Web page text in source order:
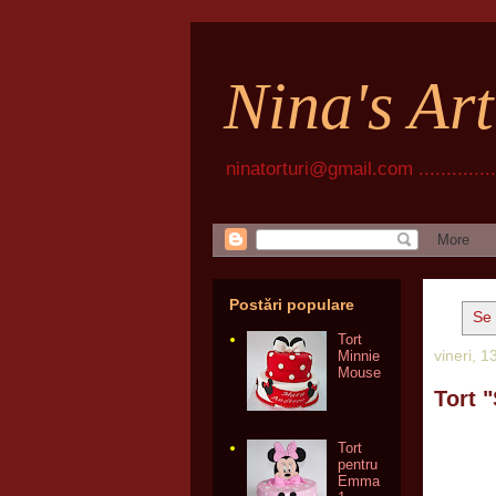
Nina's
ninatorturi@gmail.com
Se
vineri,
Tort
Postări populare
Tort
Minnie
Mouse
Tort
pentru
Emma